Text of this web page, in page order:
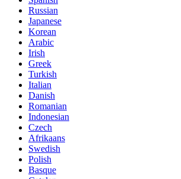
Russian
Japanese
Korean
Arabic
Irish
Greek
Turkish
Italian
Danish
Romanian
Indonesian
Czech
Afrikaans
Swedish
Polish
Basque